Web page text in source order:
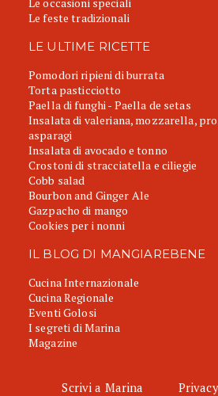
Le feste tradizionali
LE ULTIME RICETTE
Pomodori ripieni di burrata
Torta pasticciotto
Paella di funghi - Paella de setas
Insalata di valeriana, mozzarella,
asparagi
Insalata di avocado e tonno
Crostoni di stracciatella e ciliegie
Cobb salad
Bourbon and Ginger Ale
Gazpacho di mango
Cookies per i nonni
IL BLOG DI MANGIAREBENE
Cucina Internazionale
Cucina Regionale
Eventi Golosi
I segreti di Marina
Magazine
Scrivi a Marina Privacy